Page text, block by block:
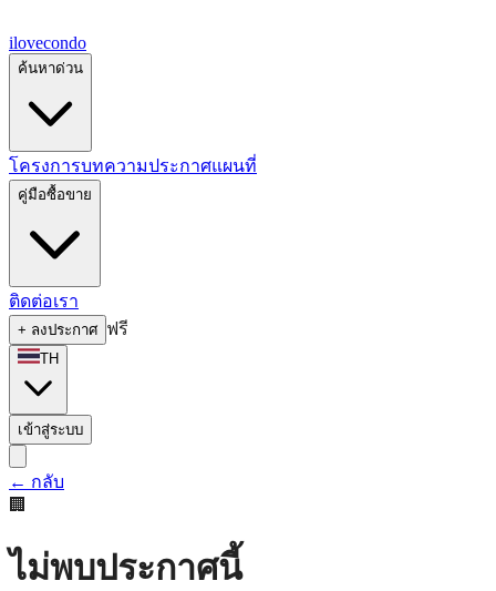
ilovecondo
ค้นหาด่วน
โครงการบทความประกาศแผนที่
คู่มือซื้อขาย
ติดต่อเรา
+ ลงประกาศ ฟรี
TH
เข้าสู่ระบบ
← กลับ
🏢
ไม่พบประกาศนี้